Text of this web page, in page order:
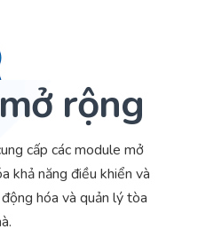
Liên hệ 24/7
rộng
cấp các module mở
khả năng điều khiển và
hóa và quản lý tòa